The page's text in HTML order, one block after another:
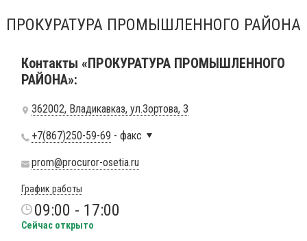
ПРОКУРАТУРА ПРОМЫШЛЕННОГО РАЙОНА
Контакты «ПРОКУРАТУРА ПРОМЫШЛЕННОГО
РАЙОНА»:
362002, Владикавказ, ул.Зортова, 3
+7(867)250-59-69 - факс
prom@procuror-osetia.ru
График работы
09:00 - 17:00
Сейчас открыто